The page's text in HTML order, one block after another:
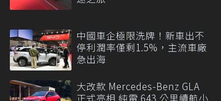
中國車企極限洗牌！新車出不
停利潤率僅剩1.5%，主流車廠
急出海
大改款 Mercedes-Benz GLA
正式亮相 純電 643 公里續航小